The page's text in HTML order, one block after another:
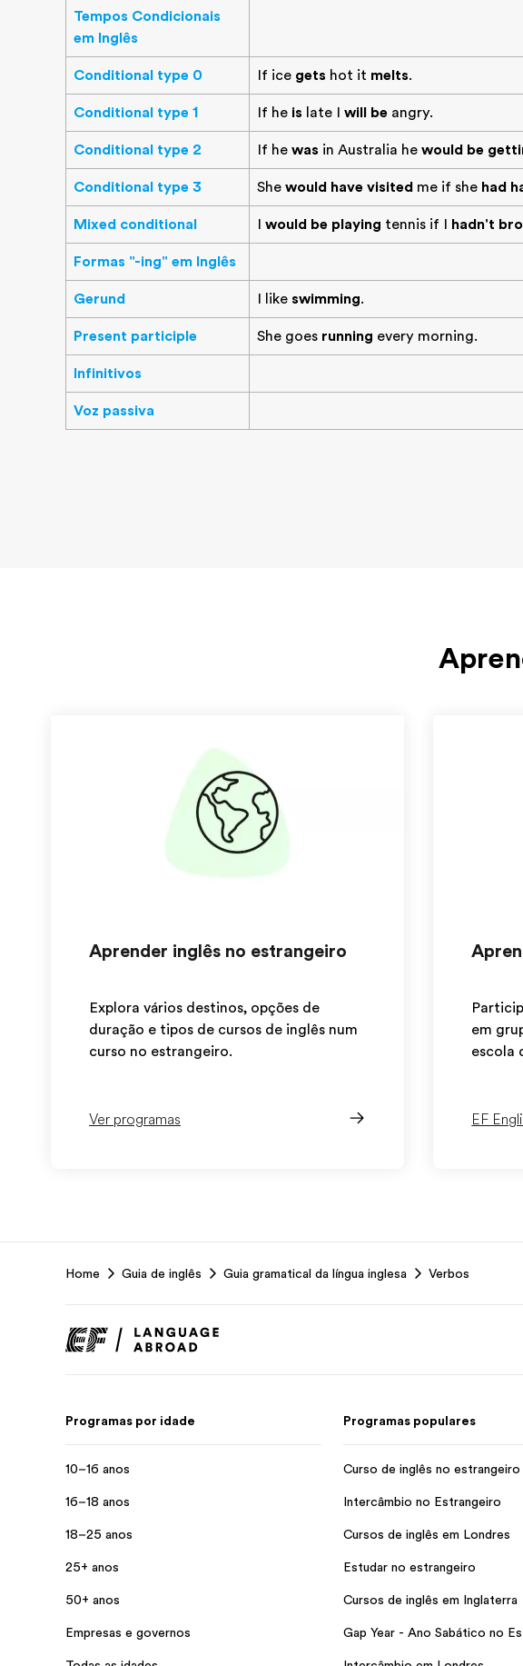
Tempos Condicionais
em Inglês
Conditional type 0 If ice gets hot it melts.
Conditional type 1 If he is late I will be angry.
Conditional type 2 If he was in Australia he would be
Conditional type 3 She would have visited me if she had
Mixed conditional I would be playing tennis if I hadn't
Formas "-ing" em Inglês
Gerund I like swimming.
Present participle She goes running every morning.
Infinitivos
Voz passiva
Aprender inglês no estrangeiro
Explora vários destinos, opções de
duração e tipos de cursos de inglês num
curso no estrangeiro.
Ver programas
em
escola
EF
Home Guia de inglês Guia gramatical da língua inglesa Verbos
Programas por idade
10–16 anos
16–18 anos
18–25 anos
25+ anos
50+ anos
Empresas e governos
Programas populares
Curso de inglês no estrangeiro
Intercâmbio no Estrangeiro
Cursos de inglês em Londres
Estudar no estrangeiro
Cursos de inglês em Inglaterra
Gap Year - Ano Sabático no